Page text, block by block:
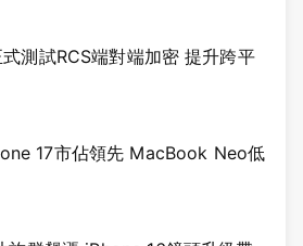
測試RCS端對端加密 提升跨平
17市佔領先 MacBook Neo低